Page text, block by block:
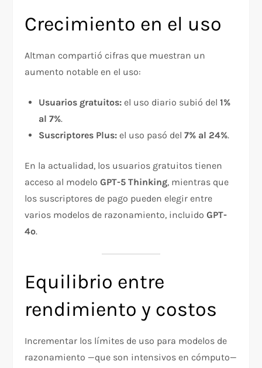
Crecimiento en el uso
Altman compartió cifras que muestran un
aumento notable en el uso:
Usuarios gratuitos: el uso diario subió del1%
al 7%.
Suscriptores Plus: el uso pasó del7% al 24%.
En la actualidad, los usuarios gratuitos tienen
acceso al modeloGPT-5 Thinking, mientras que
los suscriptores de pago pueden elegir entre
varios modelos de razonamiento, incluidoGPT-
4o.
Equilibrio entre
rendimiento y costos
Incrementar los límites de uso para modelos de
razonamiento —que son intensivos en cómputo—